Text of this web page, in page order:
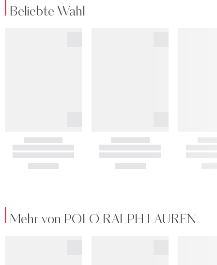
Beliebte Wahl
Mehr von POLO RALPH LAUREN